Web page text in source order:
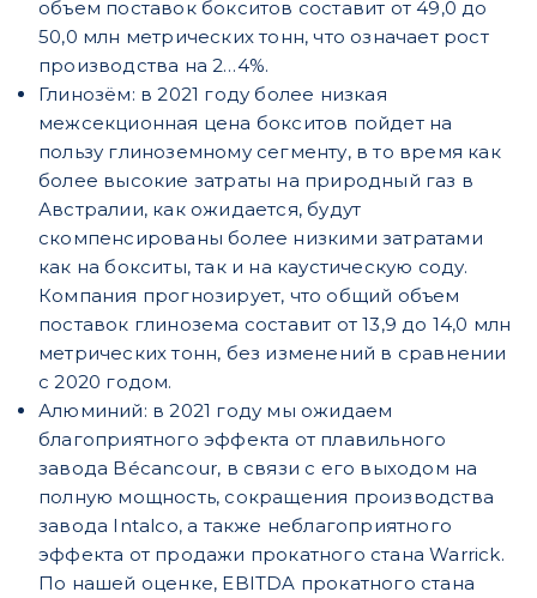
объем поставок бокситов составит от 49,0 до
50,0 млн метрических тонн, что означает рост
производства на 2…4%.
Глинозём: в 2021 году более низкая
межсекционная цена бокситов пойдет на
пользу глиноземному сегменту, в то время как
более высокие затраты на природный газ в
Австралии, как ожидается, будут
скомпенсированы более низкими затратами
как на бокситы, так и на каустическую соду.
Компания прогнозирует, что общий объем
поставок глинозема составит от 13,9 до 14,0 млн
метрических тонн, без изменений в сравнении
с 2020 годом.
Алюминий: в 2021 году мы ожидаем
благоприятного эффекта от плавильного
завода Bécancour, в связи с его выходом на
полную мощность, сокращения производства
завода Intalco, а также неблагоприятного
эффекта от продажи прокатного стана Warrick.
По нашей оценке, EBITDA прокатного стана